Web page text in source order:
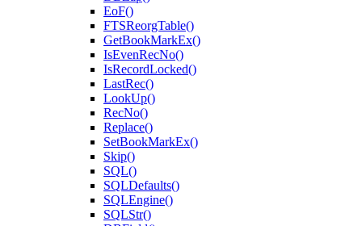
EoF()
FTSReorgTable()
GetBookMarkEx()
IsEvenRecNo()
IsRecordLocked()
LastRec()
LookUp()
RecNo()
Replace()
SetBookMarkEx()
Skip()
SQL()
SQLDefaults()
SQLEngine()
SQLStr()